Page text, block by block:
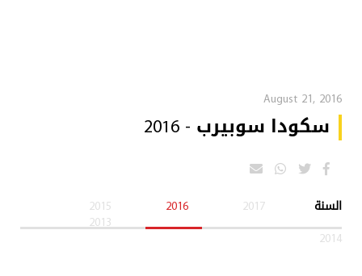
August 21, 2016
سكودا سوبيرب - 2016
السنة 2017
2016
2015
2013
2014